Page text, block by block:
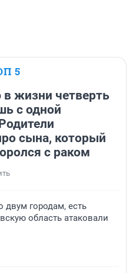
5
жизни четверть
с одной
сына, который
с раком
городам, есть
область атаковали